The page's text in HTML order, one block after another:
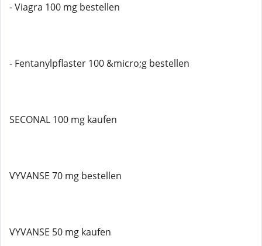
- Viagra 100 mg bestellen
- Fentanylpflaster 100 &micro;g bestellen
SECONAL 100 mg kaufen
VYVANSE 70 mg bestellen
VYVANSE 50 mg kaufen